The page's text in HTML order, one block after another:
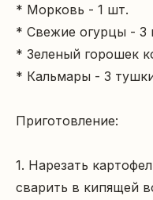
* Морковь - 1 шт.
* Свежие огурцы - 3
* Зеленый горошек
* Кальмары - 3
Приготовление:
1. Нарезать
сварить в кипящей